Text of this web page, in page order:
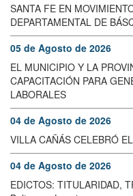
SANTA FE EN
DEPARTAMENTAL DE
05 de Agosto de 2026
EL MUNICIPIO Y LA
CAPACITACIÓN PARA
LABORALES
04 de Agosto de 2026
VILLA CAÑÁS CELEBRÓ
04 de Agosto de 2026
EDICTOS: TITULARIDAD,